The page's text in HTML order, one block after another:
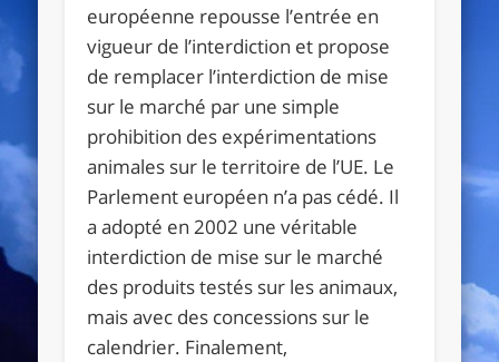
européenne repousse l’entrée en
vigueur de l’interdiction et propose
de remplacer l’interdiction de mise
sur le marché par une simple
prohibition des expérimentations
animales sur le territoire de l’UE. Le
Parlement européen n’a pas cédé. Il
a adopté en 2002 une véritable
interdiction de mise sur le marché
des produits testés sur les animaux,
mais avec des concessions sur le
calendrier. Finalement,